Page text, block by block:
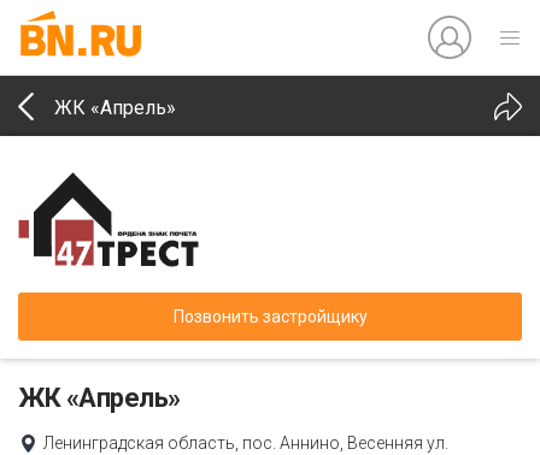
ЖК «Апрель»
Позвонить застройщику
ЖК «Апрель»
Ленинградская область, пос. Аннино, Весенняя ул.